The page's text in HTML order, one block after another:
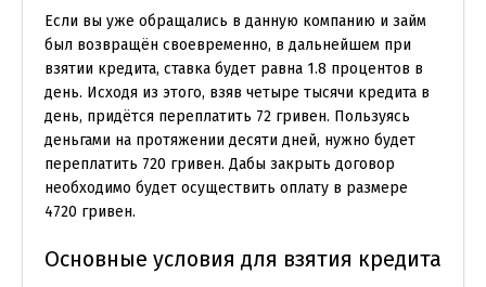
Если вы уже обращались в данную компанию и займ
был возвращён своевременно, в дальнейшем при
взятии кредита, ставка будет равна 1.8 процентов в
день. Исходя из этого, взяв четыре тысячи кредита в
день, придётся переплатить 72 гривен. Пользуясь
деньгами на протяжении десяти дней, нужно будет
переплатить 720 гривен. Дабы закрыть договор
необходимо будет осуществить оплату в размере
4720 гривен.
Основные условия для взятия кредита